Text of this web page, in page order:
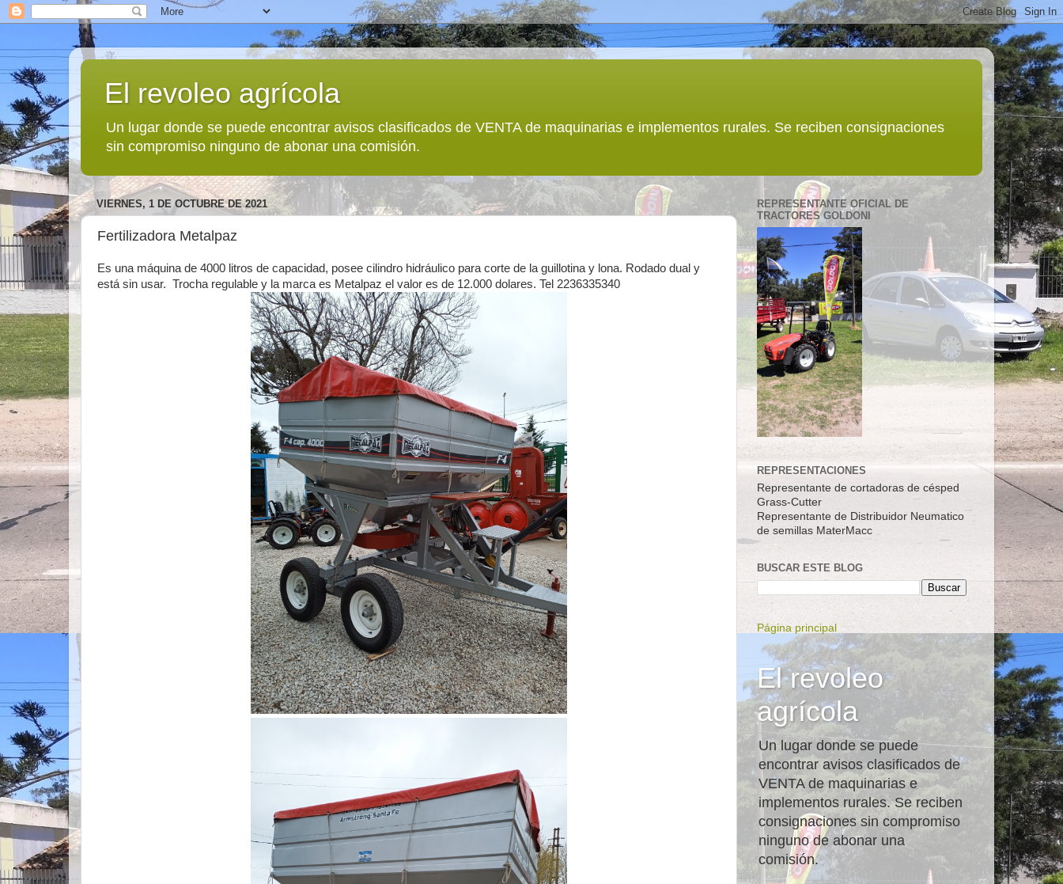
El revoleo agrícola
Un lugar donde se puede encontrar avisos clasificados de VENTA de maquinarias e implementos rurales. Se reciben consignaciones
sin compromiso ninguno de abonar una comisión.
VIERNES, 1 DE OCTUBRE DE 2021
Fertilizadora Metalpaz
Es una máquina de 4000 litros de capacidad, posee cilindro hidráulico para corte de la guillotina y lona. Rodado dual y
está sin usar. Trocha regulable y la marca es Metalpaz el valor es de 12.000 dolares. Tel 2236335340
REPRESENTANTE OFICIAL DE
TRACTORES GOLDONI
REPRESENTACIONES
Representante de cortadoras de césped
Grass-Cutter
Representante de Distribuidor Neumatico
de semillas MaterMacc
BUSCAR ESTE BLOG
Página principal
El revoleo
agrícola
Un lugar donde se puede
encontrar avisos clasificados de
VENTA de maquinarias e
implementos rurales. Se reciben
consignaciones sin compromiso
ninguno de abonar una
comisión.